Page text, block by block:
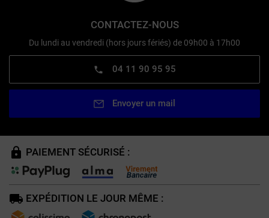
CONTACTEZ-NOUS
Du lundi au vendredi (hors jours fériés) de 09h00 à 17h00
04 11 90 95 95
Envoyer un mail
PAIEMENT SÉCURISÉ :
EXPÉDITION LE JOUR MÊME :